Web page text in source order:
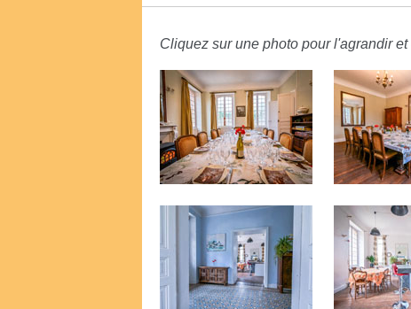
Cliquez sur une photo pour l'agrandir